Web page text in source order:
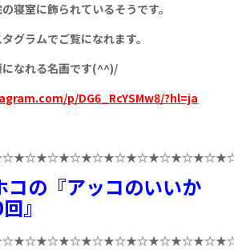
寝室に飾られているそうです。
グラムでご覧になれます。
なれる名画です(^^)/
p/DG6_RcYSMw8/?hl=ja
コの『アッコのいいか
』